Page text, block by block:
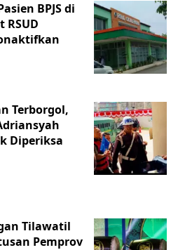
BPJS di
RSUD
Terborgol,
Diperiksa
Tilawatil
Pemprov